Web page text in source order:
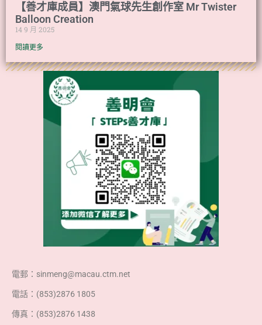
【善才庫成員】澳門氣球先生創作室 Mr Twister
Balloon Creation
14 9 月 2025
閱讀更多
電郵：sinmeng@macau.ctm.net
電話：(853)2876 1805
傳真：(853)2876 1438